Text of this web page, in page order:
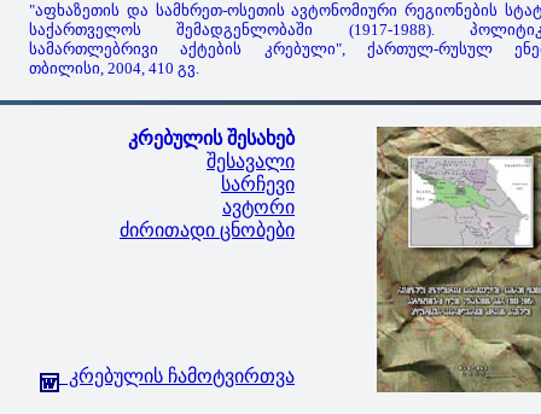
"აფხაზეთის და სამხრეთ-ოსეთის ავტონომიური რეგიონების
საქართველოს შემადგენლობაში (1917-1988).
სამართლებრივი აქტების კრებული", ქართულ-რუსულ
თბილისი, 2004, 410 გვ.
კრებულის შესახებ
შესავალი
სარჩევი
ავტორი
ძირითადი ცნობები
კრებულის ჩამოტვირთვა